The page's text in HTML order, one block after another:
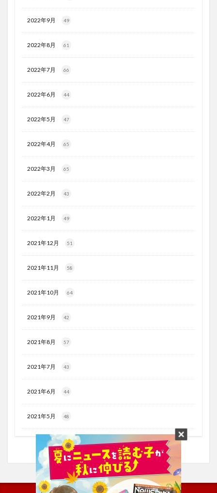
2022年9月 49
2022年8月 61
2022年7月 66
2022年6月 44
2022年5月 47
2022年4月 65
2022年3月 65
2022年2月 43
2022年1月 49
2021年12月 51
2021年11月 58
2021年10月 64
2021年9月 42
2021年8月 57
2021年7月 43
2021年6月 44
2021年5月 48